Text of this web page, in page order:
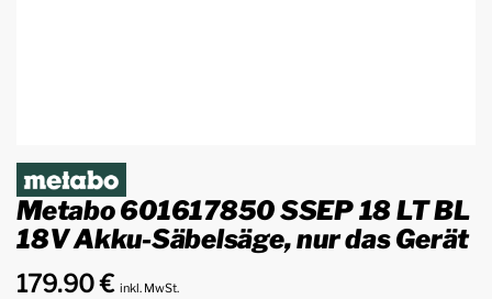
Metabo 601617850 SSEP 18 LT BL
18V Akku-Säbelsäge, nur das Gerät
179.90€ inkl. MwSt.